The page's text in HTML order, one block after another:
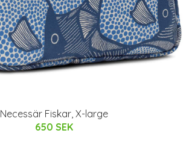
Necessär Fiskar, X-large
650 SEK